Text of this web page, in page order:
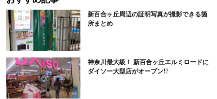
新百合ヶ丘周辺の証明写真が撮影できる箇
所まとめ
神奈川最大級！ 新百合ヶ丘エルミロードに
ダイソー大型店がオープン!!